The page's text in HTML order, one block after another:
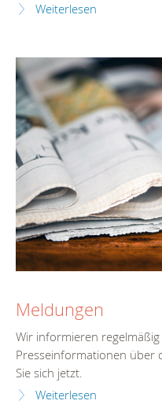
Weiterlesen
Meldungen
Wir informieren
Presseinformationen über
Sie sich jetzt.
Weiterlesen